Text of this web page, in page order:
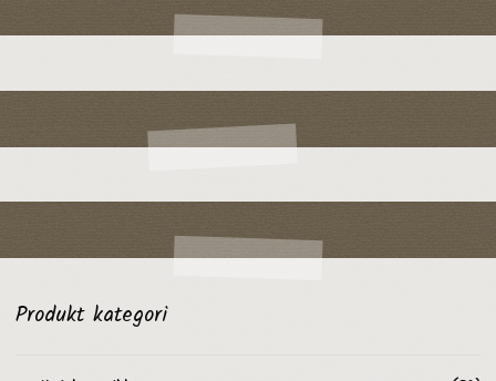
Produkt kategori